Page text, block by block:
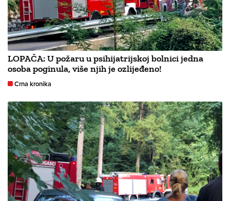
LOPAČA: U požaru u psihijatrijskoj bolnici jedna
osoba poginula, više njih je ozlijeđeno!
Crna kronika